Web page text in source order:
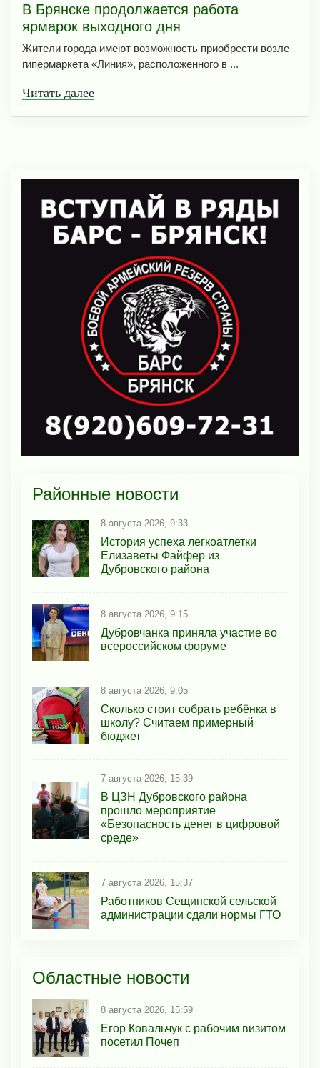
В Брянске продолжается работа
ярмарок выходного дня
Жители города имеют возможность приобрести возле
гипермаркета «Линия», расположенного в ...
Читать далее
Районные новости
8 августа 2026, 9:33
История успеха легкоатлетки
Елизаветы Файфер из
Дубровского района
8 августа 2026, 9:15
Дубровчанка приняла участие во
всероссийском форуме
8 августа 2026, 9:05
Сколько стоит собрать ребёнка в
школу? Считаем примерный
бюджет
7 августа 2026, 15:39
В ЦЗН Дубровского района
прошло мероприятие
«Безопасность денег в цифровой
среде»
7 августа 2026, 15:37
Работников Сещинской сельской
администрации сдали нормы ГТО
Областные новости
8 августа 2026, 15:59
Егор Ковальчук с рабочим визитом
посетил Почеп